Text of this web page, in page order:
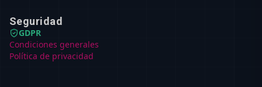
Seguridad
GDPR
Condiciones generales
Política de privacidad